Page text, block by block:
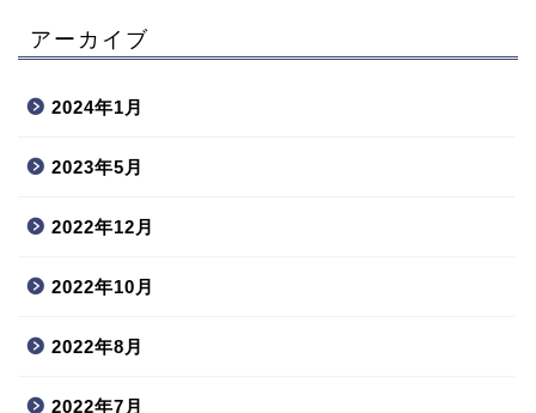
アーカイブ
2024年1月
2023年5月
2022年12月
2022年10月
2022年8月
2022年7月